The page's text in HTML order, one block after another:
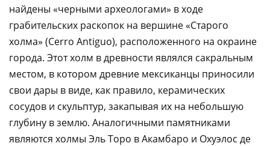
найдены «черными археологами» в ходе
грабительских раскопок на вершине «Старого
холма» (Cerro Antiguo), расположенного на окраине
города. Этот холм в древности являлся сакральным
местом, в котором древние мексиканцы приносили
свои дары в виде, как правило, керамических
сосудов и скульптур, закапывая их на небольшую
глубину в землю. Аналогичными памятниками
являются холмы Эль Торо в Акамбаро и Охуэлос де